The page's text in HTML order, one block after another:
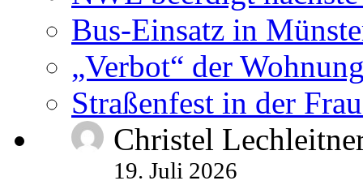
Bus-Einsatz in
„Verbot“ der
Straßenfest in der
Christel
19. Juli 2026